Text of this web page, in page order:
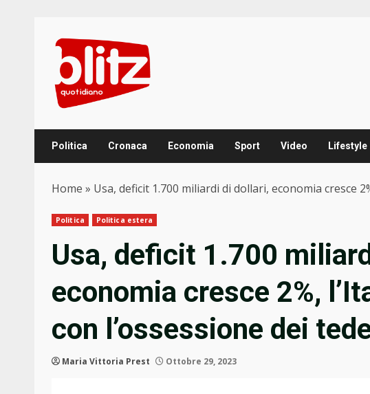
content
Politica Cronaca Economia Sport Video Lifestyle
Home » Usa, deficit 1.700 miliardi di dollari, economia cresce
Politica Politica estera
Usa, deficit 1.700
economia cresce 2%,
con l’ossessione dei
Maria Vittoria Prest Ottobre 29, 2023